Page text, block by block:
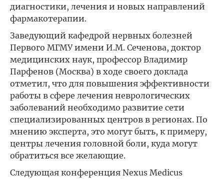
диагностики, лечения и новых направлений
фармакотерапии.
Заведующий кафедрой нервных болезней
Первого МГМУ имени И.М. Сеченова, доктор
медицинских наук, профессор Владимир
Парфенов (Москва) в ходе своего доклада
отметил, что для повышения эффективности
работы в сфере лечения неврологических
заболеваний необходимо развитие сети
специализированных центров в регионах. По
мнению эксперта, это могут быть, к примеру,
центры лечения головной боли, куда могут
обратиться все желающие.
Следующая конференция Nexus Medicus